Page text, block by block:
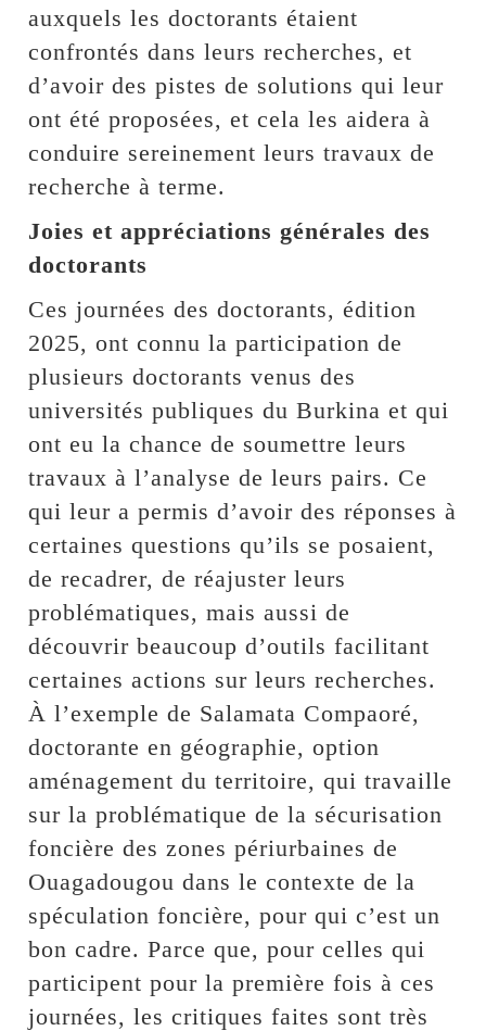
auxquels les doctorants étaient
confrontés dans leurs recherches, et
d’avoir des pistes de solutions qui leur
ont été proposées, et cela les aidera à
conduire sereinement leurs travaux de
recherche à terme.
Joies et appréciations générales des
doctorants
Ces journées des doctorants, édition
2025, ont connu la participation de
plusieurs doctorants venus des
universités publiques du Burkina et qui
ont eu la chance de soumettre leurs
travaux à l’analyse de leurs pairs. Ce
qui leur a permis d’avoir des réponses à
certaines questions qu’ils se posaient,
de recadrer, de réajuster leurs
problématiques, mais aussi de
découvrir beaucoup d’outils facilitant
certaines actions sur leurs recherches.
À l’exemple de Salamata Compaoré,
doctorante en géographie, option
aménagement du territoire, qui travaille
sur la problématique de la sécurisation
foncière des zones périurbaines de
Ouagadougou dans le contexte de la
spéculation foncière, pour qui c’est un
bon cadre. Parce que, pour celles qui
participent pour la première fois à ces
journées, les critiques faites sont très